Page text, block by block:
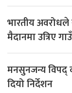
भारतीय
मैदानमा उत्रिए
मनसुनजन्य विपद्
दियो निर्देशन